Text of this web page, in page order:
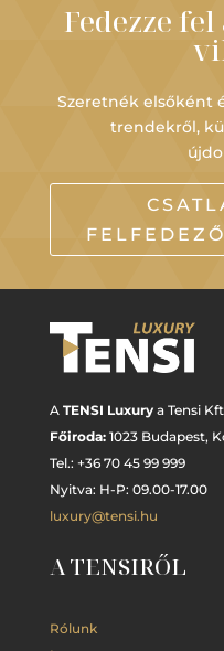
Fedezze
Szeretnék elsőként
trendekről,
A TENSI Luxurya Tensi
Főiroda: 1023 Budapest,
Tel.: +36 70 45 99 999
Nyitva: H-P: 09.00-17.00
luxury@tensi.hu
A TENSIRŐL
Rólunk